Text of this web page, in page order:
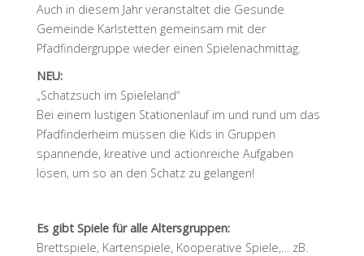
Auch in diesem Jahr veranstaltet die Gesunde
Gemeinde Karlstetten gemeinsam mit der
Pfadfindergruppe wieder einen Spielenachmittag.
NEU:
„Schatzsuch im Spieleland“
Bei einem lustigen Stationenlauf im und rund um das
Pfadfinderheim müssen die Kids in Gruppen
spannende, kreative und actionreiche Aufgaben
lösen, um so an den Schatz zu gelangen!
Es gibt Spiele für alle Altersgruppen:
Brettspiele, Kartenspiele, Kooperative Spiele,… zB.